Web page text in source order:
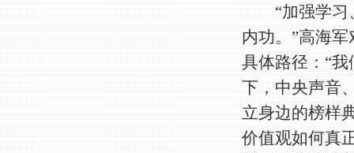
“加强学习、
内功。”高海
具体路径：“
下，中央声音
立身边的榜样
价值观如何真